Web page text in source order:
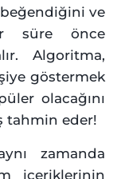
ve
süre önce
Algoritma,
göstermek
olacağını
tahmin eder!
zamanda
içeriklerinin